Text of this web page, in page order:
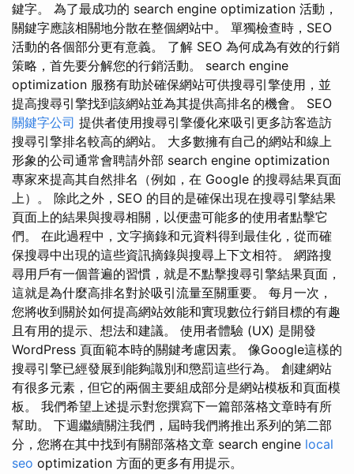
鍵字。 為了最成功的 search engine optimization 活動，
關鍵字應該相關地分散在整個網站中。 單獨檢查時，SEO
活動的各個部分更有意義。 了解 SEO 為何成為有效的行銷
策略，首先要分解您的行銷活動。 search engine
optimization 服務有助於確保網站可供搜尋引擎使用，並
提高搜尋引擎找到該網站並為其提供高排名的機會。 SEO
關鍵字公司 提供者使用搜尋引擎優化來吸引更多訪客造訪
搜尋引擎排名較高的網站。 大多數擁有自己的網站和線上
形象的公司通常會聘請外部 search engine optimization
專家來提高其自然排名（例如，在 Google 的搜尋結果頁面
上）。 除此之外，SEO 的目的是確保出現在搜尋引擎結果
頁面上的結果與搜尋相關，以便盡可能多的使用者點擊它
們。 在此過程中，文字摘錄和元資料得到最佳化，從而確
保搜尋中出現的這些資訊摘錄與搜尋上下文相符。 網路搜
尋用戶有一個普遍的習慣，就是不點擊搜尋引擎結果頁面，
這就是為什麼高排名對於吸引流量至關重要。 每月一次，
您將收到關於如何提高網站效能和實現數位行銷目標的有趣
且有用的提示、想法和建議。 使用者體驗 (UX) 是開發
WordPress 頁面範本時的關鍵考慮因素。 像Google這樣的
搜尋引擎已經發展到能夠識別和懲罰這些行為。 創建網站
有很多元素，但它的兩個主要組成部分是網站模板和頁面模
板。 我們希望上述提示對您撰寫下一篇部落格文章時有所
幫助。 下週繼續關注我們，屆時我們將推出系列的第二部
分，您將在其中找到有關部落格文章 search engine local
seo optimization 方面的更多有用提示。